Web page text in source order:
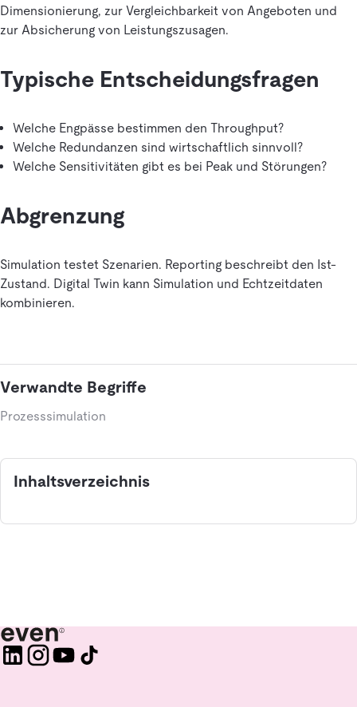
Dimensionierung, zur Vergleichbarkeit von Angeboten und
zur Absicherung von Leistungszusagen.
Typische Entscheidungsfragen
Welche Engpässe bestimmen den Throughput?
Welche Redundanzen sind wirtschaftlich sinnvoll?
Welche Sensitivitäten gibt es bei Peak und Störungen?
Abgrenzung
Simulation testet Szenarien. Reporting beschreibt den Ist-
Zustand. Digital Twin kann Simulation und Echtzeitdaten
kombinieren.
Verwandte Begriffe
Prozesssimulation
Inhaltsverzeichnis